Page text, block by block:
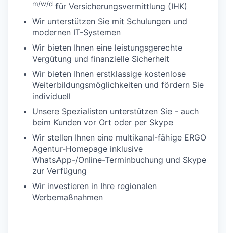
m/w/d für Versicherungsvermittlung (IHK)
Wir unterstützen Sie mit Schulungen und
modernen IT-Systemen
Wir bieten Ihnen eine leistungsgerechte
Vergütung und finanzielle Sicherheit
Wir bieten Ihnen erstklassige kostenlose
Weiterbildungsmöglichkeiten und fördern Sie
individuell
Unsere Spezialisten unterstützen Sie - auch
beim Kunden vor Ort oder per Skype
Wir stellen Ihnen eine multikanal-fähige ERGO
Agentur-Homepage inklusive
WhatsApp-/Online-Terminbuchung und Skype
zur Verfügung
Wir investieren in Ihre regionalen
Werbemaßnahmen